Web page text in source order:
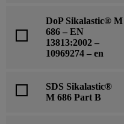
DoP Sikalastic® M
686 – EN
13813:2002 –
10969274 – en
SDS Sikalastic®
M 686 Part B